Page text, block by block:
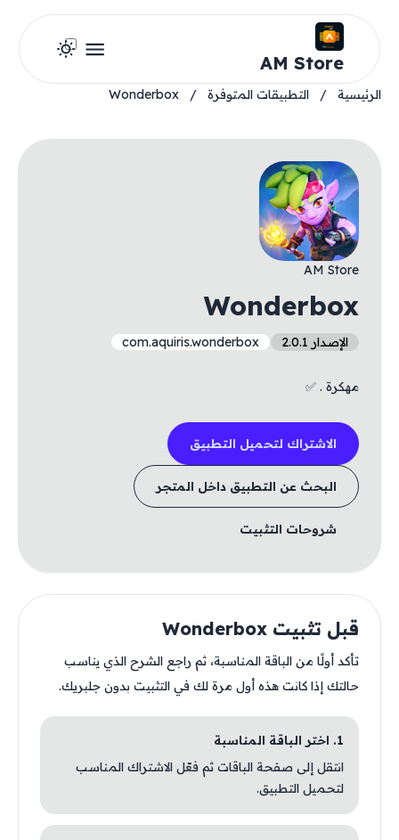
AM Store
الرئيسية / التطبيقات المتوفرة /
Wonderbox
AM Store
Wonderbox
الإصدار 2.0.1 com.aquiris.wonderbox
مهكرة . ✅
الاشتراك لتحميل التطبيق
البحث عن التطبيق داخل المتجر
شروحات التثبيت
قبل تثبيت Wonderbox
تأكد أولًا من الباقة المناسبة، ثم راجع الشرح الذي يناسب
حالتك إذا كانت هذه أول مرة لك في التثبيت بدون جلبريك.
1. اختر الباقة المناسبة
انتقل إلى صفحة الباقات ثم فعّل الاشتراك المناسب
لتحميل التطبيق.